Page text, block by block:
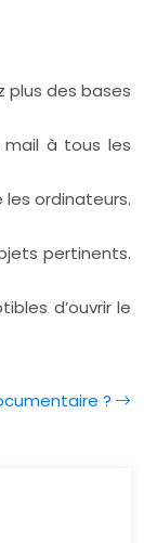
plus des bases
mail à tous les
ordinateurs.
pertinents.
d’ouvrir le
?